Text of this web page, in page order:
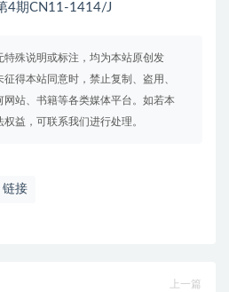
4期CN11-1414/J
特殊说明或标注，均为本站原创发
得本站同意时，禁止复制、盗用、
网站、书籍等各类媒体平台。如若本
益，可联系我们进行处理。
链接
上一篇